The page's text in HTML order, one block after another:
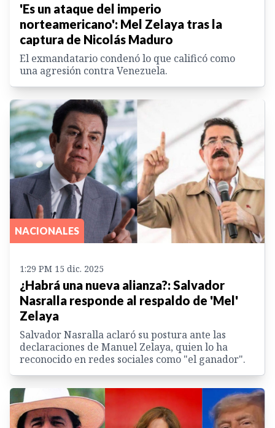
'Es un ataque del imperio
norteamericano': Mel Zelaya tras la
captura de Nicolás Maduro
El exmandatario condenó lo que calificó como
una agresión contra Venezuela.
NACIONALES
1:29 PM 15 dic. 2025
¿Habrá una nueva alianza?: Salvador
Nasralla responde al respaldo de 'Mel'
Zelaya
Salvador Nasralla aclaró su postura ante las
declaraciones de Manuel Zelaya, quien lo ha
reconocido en redes sociales como "el ganador".